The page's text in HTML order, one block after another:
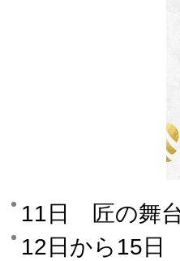
11日 匠の舞
12日から15